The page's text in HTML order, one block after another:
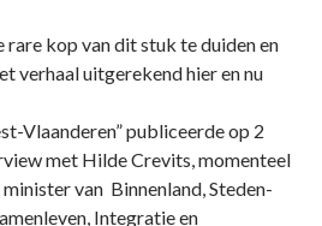
rare kop van dit stuk te duiden en
verhaal uitgerekend hier en nu
Vlaanderen” publiceerde op 2
met Hilde Crevits, momenteel
van Binnenland, Steden-
Integratie en